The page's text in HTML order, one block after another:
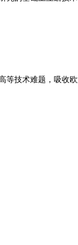
技术难题，吸